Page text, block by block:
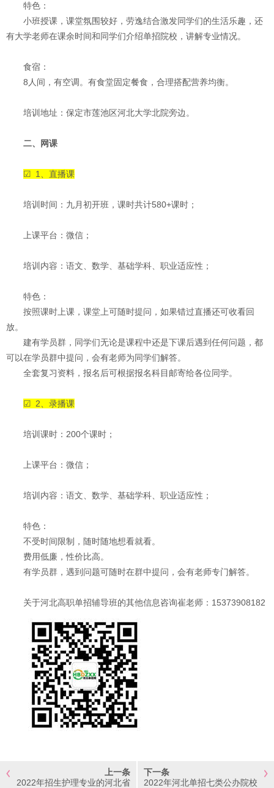
特色：
小班授课，课堂氛围较好，劳逸结合激发同学们的生活乐趣，还
有大学老师在课余时间和同学们介绍单招院校，讲解专业情况。
食宿：
8人间，有空调。有食堂固定餐食，合理搭配营养均衡。
培训地址：保定市莲池区河北大学北院旁边。
二、网课
☑ 1、直播课
培训时间：九月初开班，课时共计580+课时；
上课平台：微信；
培训内容：语文、数学、基础学科、职业适应性；
特色：
按照课时上课，课堂上可随时提问，如果错过直播还可收看回
放。
建有学员群，同学们无论是课程中还是下课后遇到任何问题，都
可以在学员群中提问，会有老师为同学们解答。
全套复习资料，报名后可根据报名科目邮寄给各位同学。
☑ 2、录播课
培训课时：200个课时；
上课平台：微信；
培训内容：语文、数学、基础学科、职业适应性；
特色：
不受时间限制，随时随地想看就看。
费用低廉，性价比高。
有学员群，遇到问题可随时在群中提问，会有老师专门解答。
关于河北高职单招辅导班的其他信息咨询崔老师：15373908182
上一条
2022年招生护理专业的河北省
下一条
2022年河北单招七类公办院校